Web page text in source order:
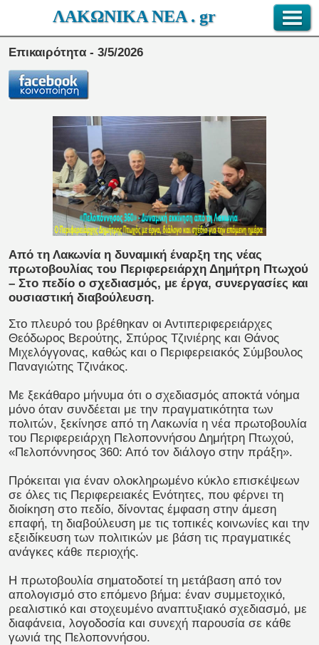
ΛΑΚΩΝΙΚΑ ΝΕΑ . gr
Επικαιρότητα - 3/5/2026
Από τη Λακωνία η δυναμική έναρξη της νέας
πρωτοβουλίας του Περιφερειάρχη Δημήτρη Πτωχού
– Στο πεδίο ο σχεδιασμός, με έργα, συνεργασίες και
ουσιαστική διαβούλευση.
Στο πλευρό του βρέθηκαν οι Αντιπεριφερειάρχες
Θεόδωρος Βερούτης, Σπύρος Τζινιέρης και Θάνος
Μιχελόγγονας, καθώς και ο Περιφερειακός Σύμβουλος
Παναγιώτης Τζινάκος.
Με ξεκάθαρο μήνυμα ότι ο σχεδιασμός αποκτά νόημα
μόνο όταν συνδέεται με την πραγματικότητα των
πολιτών, ξεκίνησε από τη Λακωνία η νέα πρωτοβουλία
του Περιφερειάρχη Πελοποννήσου Δημήτρη Πτωχού,
«Πελοπόννησος 360: Από τον διάλογο στην πράξη».
Πρόκειται για έναν ολοκληρωμένο κύκλο επισκέψεων
σε όλες τις Περιφερειακές Ενότητες, που φέρνει τη
διοίκηση στο πεδίο, δίνοντας έμφαση στην άμεση
επαφή, τη διαβούλευση με τις τοπικές κοινωνίες και την
εξειδίκευση των πολιτικών με βάση τις πραγματικές
ανάγκες κάθε περιοχής.
Η πρωτοβουλία σηματοδοτεί τη μετάβαση από τον
απολογισμό στο επόμενο βήμα: έναν συμμετοχικό,
ρεαλιστικό και στοχευμένο αναπτυξιακό σχεδιασμό, με
διαφάνεια, λογοδοσία και συνεχή παρουσία σε κάθε
γωνιά της Πελοποννήσου.